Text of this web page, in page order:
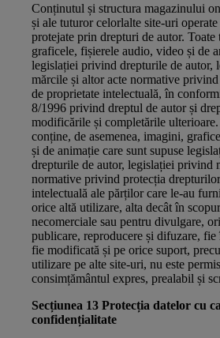
Conținutul și structura magazinului
și ale tuturor celorlalte site-uri
protejate prin drepturi de autor.
graficele, fișierele audio, video și de
legislației privind drepturile de autor,
mărcile și altor acte normative
de proprietate intelectuală, în
8/1996 privind dreptul de autor și
modificările și completările
conține, de asemenea, imagini,
și de animație care sunt supuse
drepturile de autor, legislației privind
normative privind protecția
intelectuală ale părților care le-au
orice altă utilizare, alta decât în
necomerciale sau pentru divulgare,
publicare, reproducere și difuzare,
fie modificată și pe orice suport,
utilizare pe alte site-uri, nu este
consimțământul expres, prealabil și
Secțiunea 13 Protecția datelor cu
confidențialitate